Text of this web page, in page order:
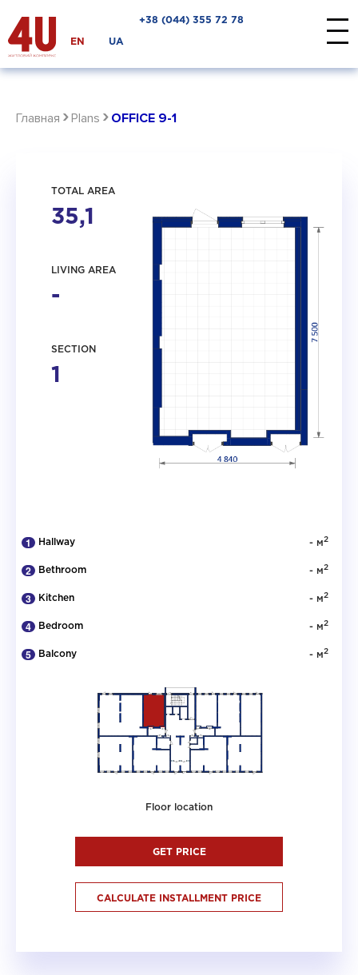
+38 ‎(044) 355 72 78
EN UA
Главная ›Plans › OFFICE 9-1
TOTAL AREA
35,1
LIVING AREA
-
SECTION
1
Hallway - м2
Bethroom - м2
Kitchen - м2
Bedroom - м2
Balcony - м2
Floor location
GET PRICE
CALCULATE INSTALLMENT PRICE